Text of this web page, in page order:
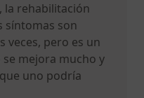
la rehabilitación
síntomas son
veces, pero es un
mejora mucho y
uno podría